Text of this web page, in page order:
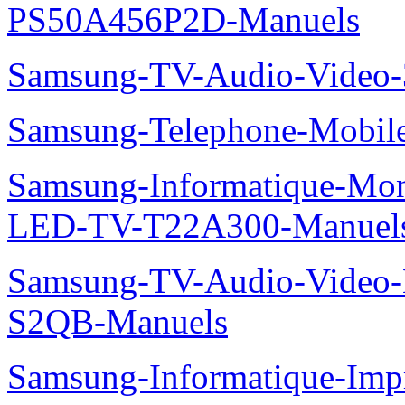
PS50A456P2D-Manuels
Samsung-TV-Audio-
Samsung-Telephone-
Samsung-Informatique-
LED-TV-T22A300-
Samsung-TV-Audio-
S2QB-Manuels
Samsung-Informatique-